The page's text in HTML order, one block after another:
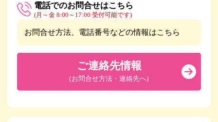
電話でのお問合せはこちら
(月～金 8:00～17:00 受付可能です)
お問合せ方法、電話番号などの情報はこちら
ご連絡先情報
(お問合せ方法・連絡先へ)